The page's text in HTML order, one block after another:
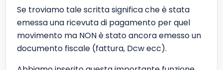
Se troviamo tale scritta significa che è stata
emessa una ricevuta di pagamento per quel
movimento ma NON è stato ancora emesso un
documento fiscale (fattura, Dcw ecc).